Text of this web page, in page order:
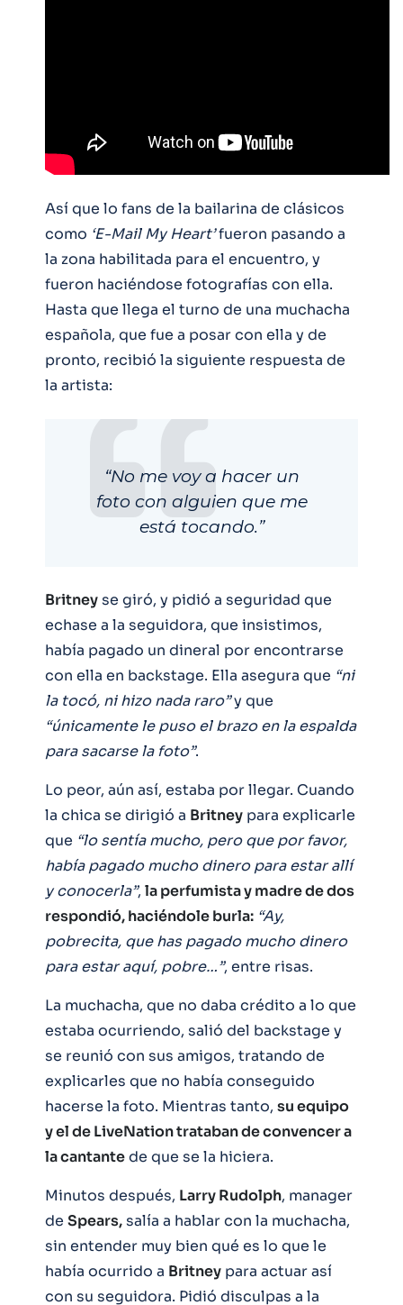
Así que lo fans de la bailarina de clásicos
como ‘E-Mail My Heart’fueron pasando a
la zona habilitada para el encuentro, y
fueron haciéndose fotografías con ella.
Hasta que llega el turno de una muchacha
española, que fue a posar con ella y de
pronto, recibió la siguiente respuesta de
la artista:
“No me voy a hacer un
foto con alguien que me
está tocando.”
Britneyse giró, y pidió a seguridad que
echase a la seguidora, que insistimos,
había pagado un dineral por encontrarse
con ella en backstage. Ella asegura que “ni
la tocó, ni hizo nada raro”y que
“únicamente le puso el brazo en la espalda
para sacarse la foto”.
Lo peor, aún así, estaba por llegar. Cuando
la chica se dirigió a Britney para explicarle
que “lo sentía mucho, pero que por favor,
había pagado mucho dinero para estar allí
y conocerla”, la perfumista y madre de dos
respondió, haciéndole burla: “Ay,
pobrecita, que has pagado mucho dinero
para estar aquí, pobre…”, entre risas.
La muchacha, que no daba crédito a lo que
estaba ocurriendo, salió del backstage y
se reunió con sus amigos, tratando de
explicarles que no había conseguido
hacerse la foto. Mientras tanto, su equipo
y el de LiveNation trataban de convencer a
la cantantede que se la hiciera.
Minutos después, Larry Rudolph, manager
de Spears,salía a hablar con la muchacha,
sin entender muy bien qué es lo que le
había ocurrido a Britney para actuar así
con su seguidora. Pidió disculpas a la